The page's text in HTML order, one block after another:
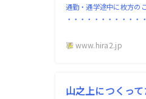
通勤・通学途中に枚方の
・・・・・・・・・・
www.hira2.jp
山之上につくっ